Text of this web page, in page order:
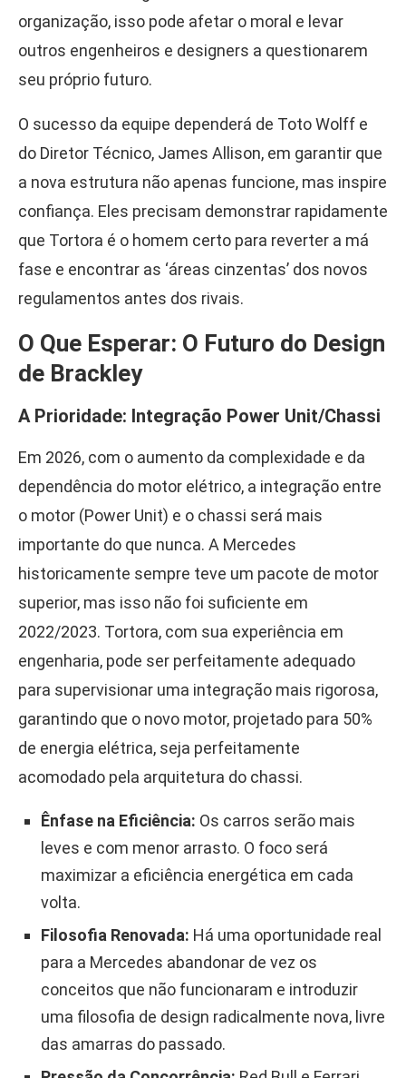
organização, isso pode afetar o moral e levar
outros engenheiros e designers a questionarem
seu próprio futuro.
O sucesso da equipe dependerá de Toto Wolff e
do Diretor Técnico, James Allison, em garantir que
a nova estrutura não apenas funcione, mas inspire
confiança. Eles precisam demonstrar rapidamente
que Tortora é o homem certo para reverter a má
fase e encontrar as ‘áreas cinzentas’ dos novos
regulamentos antes dos rivais.
O Que Esperar: O Futuro do Design
de Brackley
A Prioridade: Integração Power Unit/Chassi
Em 2026, com o aumento da complexidade e da
dependência do motor elétrico, a integração entre
o motor (Power Unit) e o chassi será mais
importante do que nunca. A Mercedes
historicamente sempre teve um pacote de motor
superior, mas isso não foi suficiente em
2022/2023. Tortora, com sua experiência em
engenharia, pode ser perfeitamente adequado
para supervisionar uma integração mais rigorosa,
garantindo que o novo motor, projetado para 50%
de energia elétrica, seja perfeitamente
acomodado pela arquitetura do chassi.
Ênfase na Eficiência: Os carros serão mais
leves e com menor arrasto. O foco será
maximizar a eficiência energética em cada
volta.
Filosofia Renovada: Há uma oportunidade real
para a Mercedes abandonar de vez os
conceitos que não funcionaram e introduzir
uma filosofia de design radicalmente nova, livre
das amarras do passado.